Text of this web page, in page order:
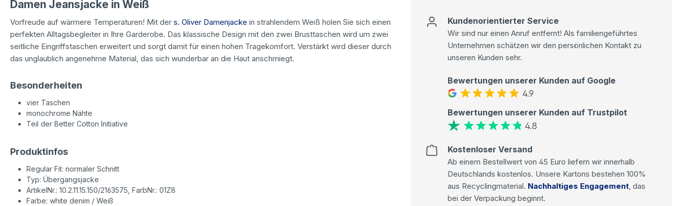
Damen Jeansjacke in Weiß
Vorfreude auf wärmere Temperaturen! Mit der s. Oliver Damenjacke in strahlendem Weiß holen Sie sich einen
perfekten Alltagsbegleiter in Ihre Garderobe. Das klassische Design mit den zwei Brusttaschen wird um zwei
seitliche Eingriffstaschen erweitert und sorgt damit für einen hohen Tragekomfort. Verstärkt wird dieser durch
das unglaublich angenehme Material, das sich wunderbar an die Haut anschmiegt.
Besonderheiten
vier Taschen
monochrome Nähte
Teil der Better Cotton Initiative
Produktinfos
Regular Fit: normaler Schnitt
Typ: Übergangsjacke
ArtikelNr.: 10.2.11.15.150/2163575, FarbNr.: 01Z8
Farbe: white denim / Weiß
Kundenorientierter Service
Wir sind nur einen Anruf entfernt! Als familiengeführtes
Unternehmen schätzen wir den persönlichen Kontakt zu
unseren Kunden sehr.
Bewertungen unserer Kunden auf Google
4.9
Bewertungen unserer Kunden auf Trustpilot
4.8
Kostenloser Versand
Ab einem Bestellwert von 45 Euro liefern wir innerhalb
Deutschlands kostenlos. Unsere Kartons bestehen 100%
aus Recyclingmaterial. Nachhaltiges Engagement, das
bei der Verpackung beginnt.